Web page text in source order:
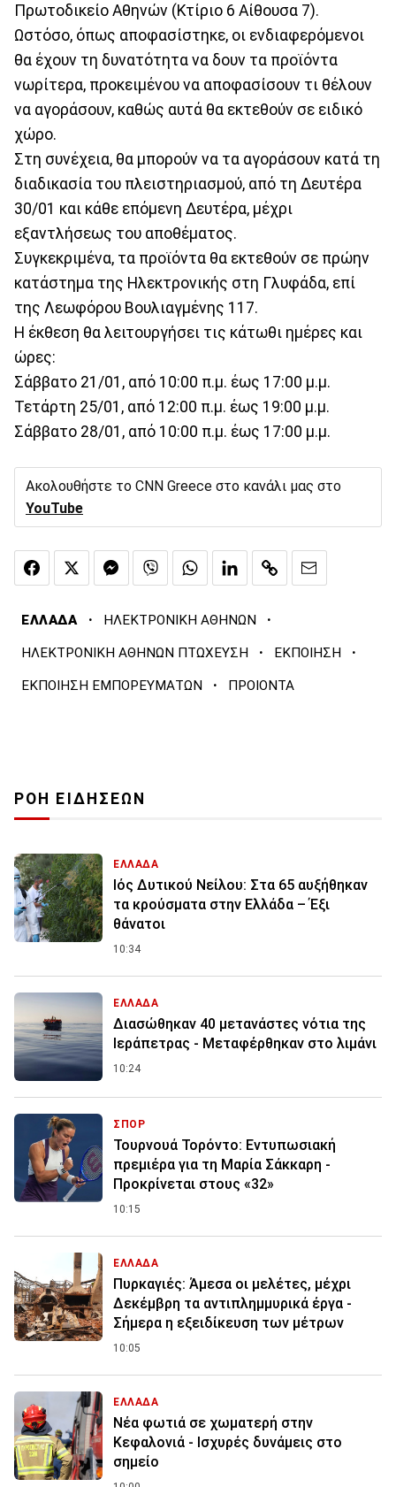
Πρωτοδικείο Αθηνών (Κτίριο 6 Αίθουσα 7).
Ωστόσο, όπως αποφασίστηκε, οι ενδιαφερόμενοι
θα έχουν τη δυνατότητα να δουν τα προϊόντα
νωρίτερα, προκειμένου να αποφασίσουν τι θέλουν
να αγοράσουν, καθώς αυτά θα εκτεθούν σε ειδικό
χώρο.
Στη συνέχεια, θα μπορούν να τα αγοράσουν κατά τη
διαδικασία του πλειστηριασμού, από τη Δευτέρα
30/01 και κάθε επόμενη Δευτέρα, μέχρι
εξαντλήσεως του αποθέματος.
Συγκεκριμένα, τα προϊόντα θα εκτεθούν σε πρώην
κατάστημα της Ηλεκτρονικής στη Γλυφάδα, επί
της Λεωφόρου Βουλιαγμένης 117.
Η έκθεση θα λειτουργήσει τις κάτωθι ημέρες και
ώρες:
Σάββατο 21/01, από 10:00 π.μ. έως 17:00 μ.μ.
Τετάρτη 25/01, από 12:00 π.μ. έως 19:00 μ.μ.
Σάββατο 28/01, από 10:00 π.μ. έως 17:00 μ.μ.
Ακολουθήστε το CNN Greece στο κανάλι μας στο
YouTube
ΕΛΛΑΔΑ · ΗΛΕΚΤΡΟΝΙΚΗ ΑΘΗΝΩΝ ·
ΗΛΕΚΤΡΟΝΙΚΗ ΑΘΗΝΩΝ ΠΤΩΧΕΥΣΗ · ΕΚΠΟΙΗΣΗ ·
ΕΚΠΟΙΗΣΗ ΕΜΠΟΡΕΥΜΑΤΩΝ · ΠΡΟΙΟΝΤΑ
ΡΟΗ ΕΙΔΗΣΕΩΝ
ΕΛΛΑΔΑ
Ιός Δυτικού Νείλου: Στα 65 αυξήθηκαν
τα κρούσματα στην Ελλάδα – Έξι
θάνατοι
10:34
ΕΛΛΑΔΑ
Διασώθηκαν 40 μετανάστες νότια της
Ιεράπετρας - Μεταφέρθηκαν στο λιμάνι
10:24
ΣΠΟΡ
Τουρνουά Τορόντο: Εντυπωσιακή
πρεμιέρα για τη Μαρία Σάκκαρη -
Προκρίνεται στους «32»
10:15
ΕΛΛΑΔΑ
Πυρκαγιές: Άμεσα οι μελέτες, μέχρι
Δεκέμβρη τα αντιπλημμυρικά έργα -
Σήμερα η εξειδίκευση των μέτρων
10:05
ΕΛΛΑΔΑ
Νέα φωτιά σε χωματερή στην
Κεφαλονιά - Ισχυρές δυνάμεις στο
σημείο